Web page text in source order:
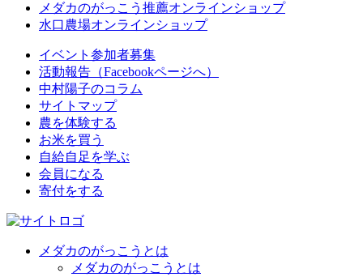
メダカのがっこう推薦オンラインショップ
水口農場オンラインショップ
イベント参加者募集
活動報告（Facebookページへ）
中村陽子のコラム
サイトマップ
農を体験する
お米を買う
自給自足を学ぶ
会員になる
寄付をする
メダカのがっこうとは
メダカのがっこうとは